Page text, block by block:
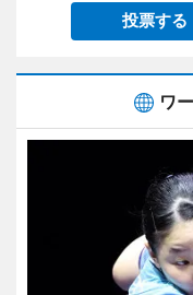
投票する
ワ